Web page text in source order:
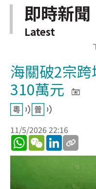
即時新聞
Latest
海關破2宗
310萬元
11/5/2026 22:16
WhatsApp
WeChatLinkedIn